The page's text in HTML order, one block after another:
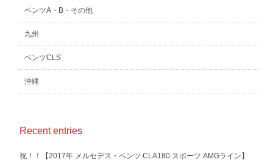
ベンツA・B・その他
九州
ベンツCLS
沖縄
Recent entries
祝！！【2017年 メルセデス・ベンツ CLA180 スポーツ AMGライン】